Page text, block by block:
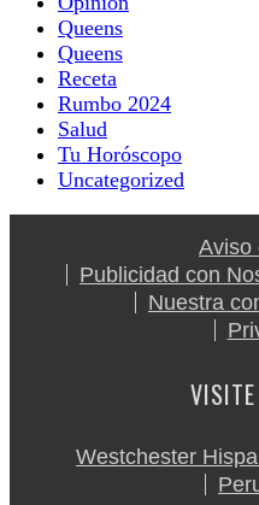
Queens
Queens
Receta
Rumbo 2024
Salud
Tu Horóscopo
Uncategorized
Aviso
Publicidad con
Nuestra
Westchester